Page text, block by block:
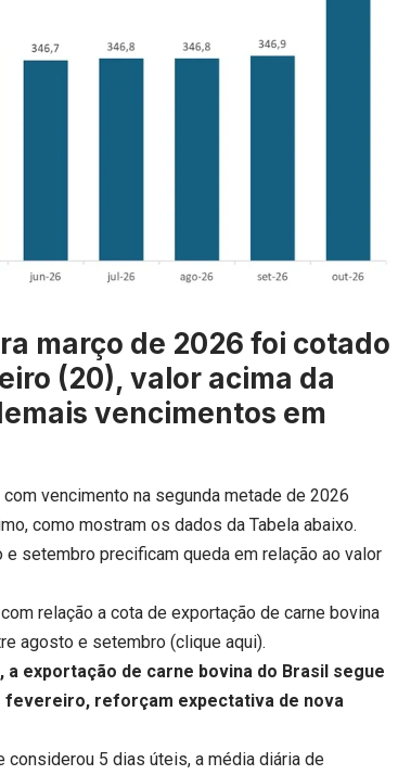
março de 2026 foi cotado
(20), valor acima da
vencimentos em
vencimento na segunda metade de 2026
como mostram os dados da Tabela abaixo.
setembro precificam queda em relação ao valor
relação a cota de exportação de carne bovina
agosto e setembro (clique aqui).
exportação de carne bovina do Brasil segue
fevereiro, reforçam expectativa de nova
considerou 5 dias úteis, a média diária de